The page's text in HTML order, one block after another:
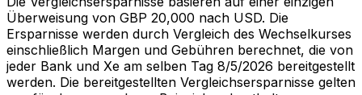
Überweisung von GBP 20,000 nach USD. Die
Ersparnisse werden durch Vergleich des Wechselkurses
einschließlich Margen und Gebühren berechnet, die von
jeder Bank und Xe am selben Tag 8/5/2026 bereitgestellt
werden. Die bereitgestellten Vergleichsersparnisse gelten